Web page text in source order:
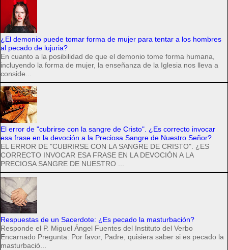
¿El demonio puede tomar forma de mujer para tentar a los hombres
al pecado de lujuria?
En cuanto a la posibilidad de que el demonio tome forma humana,
incluyendo la forma de mujer, la enseñanza de la Iglesia nos lleva a
conside...
El error de "cubrirse con la sangre de Cristo". ¿Es correcto invocar
esa frase en la devoción a la Preciosa Sangre de Nuestro Señor?
EL ERROR DE "CUBRIRSE CON LA SANGRE DE CRISTO". ¿ES
CORRECTO INVOCAR ESA FRASE EN LA DEVOCIÓN A LA
PRECIOSA SANGRE DE NUESTRO ...
Respuestas de un Sacerdote: ¿Es pecado la masturbación?
Responde el P. Miguel Ángel Fuentes del Instituto del Verbo
Encarnado Pregunta: Por favor, Padre, quisiera saber si es pecado la
masturbació...